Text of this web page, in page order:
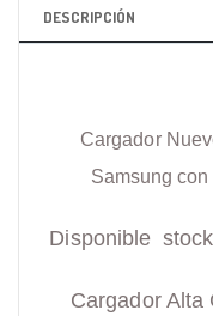
DESCRIPCIÓN
Cargador
Samsung
Disponible
Cargador Alta